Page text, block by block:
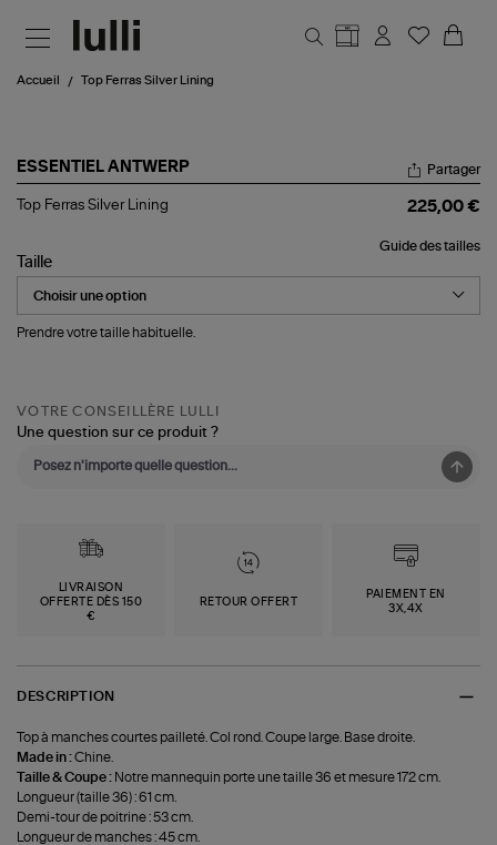
Accueil Top Ferras Silver Lining
ESSENTIEL ANTWERP
Top
Lining
Partager
Top Ferras Silver Lining 225,00 €
Guide des tailles
Taille
Prendre votre taille habituelle.
VOTRE CONSEILLÈRE LULLI
Une question sur ce produit ?
LIVRAISON
OFFERTE DÈS 150
€
RETOUR OFFERT
PAIEMENT EN
3X,4X
DESCRIPTION
Top à manches courtes pailleté. Col rond. Coupe large. Base droite.
Made in :Chine.
Taille & Coupe : Notre mannequin porte une taille 36 et mesure 172 cm.
Longueur (taille 36) : 61 cm.
Demi-tour de poitrine : 53 cm.
Longueur de manches : 45 cm.